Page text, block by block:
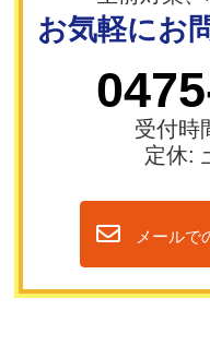
お気軽にお
受付時
定休:
メールで